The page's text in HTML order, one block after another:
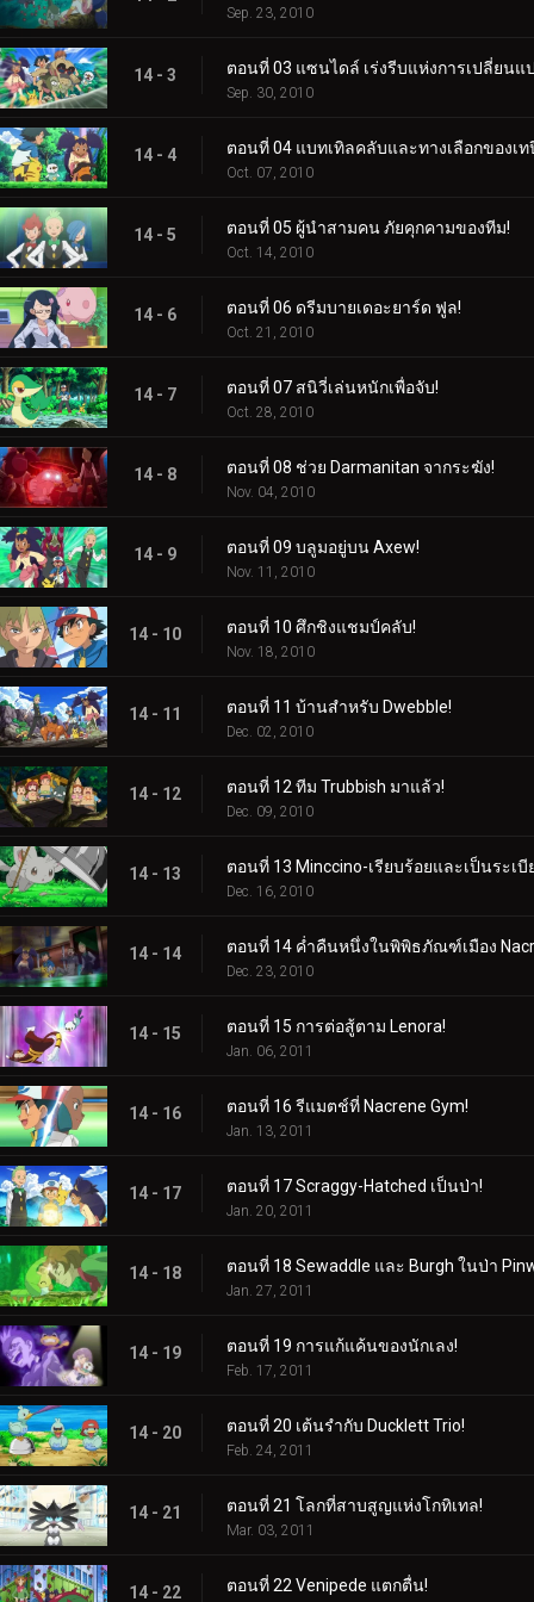
Sep. 23, 2010
14 - 3 ตอนที่ 03 แซนไดล์ เร่งรีบแห่งการเปลี่ยนแ
Sep. 30, 2010
14 - 4 ตอนที่ 04 แบทเทิลคลับและทางเลือกของเท
Oct. 07, 2010
14 - 5 ตอนที่ 05 ผู้นำสามคน ภัยคุกคามของทีม!
Oct. 14, 2010
14 - 6 ตอนที่ 06 ดรีมบายเดอะยาร์ด ฟูล!
Oct. 21, 2010
14 - 7 ตอนที่ 07 สนิวี่เล่นหนักเพื่อจับ!
Oct. 28, 2010
14 - 8 ตอนที่ 08 ช่วย Darmanitan จากระฆัง!
Nov. 04, 2010
14 - 9 ตอนที่ 09 บลูมอยู่บน Axew!
Nov. 11, 2010
14 - 10 ตอนที่ 10 ศึกชิงแชมป์คลับ!
Nov. 18, 2010
14 - 11 ตอนที่ 11 บ้านสำหรับ Dwebble!
Dec. 02, 2010
14 - 12 ตอนที่ 12 ทีม Trubbish มาแล้ว!
Dec. 09, 2010
14 - 13 ตอนที่ 13 Minccino-เรียบร้อยและเป็นระเบี
Dec. 16, 2010
14 - 14 ตอนที่ 14 ค่ำคืนหนึ่งในพิพิธภัณฑ์เมือง
Dec. 23, 2010
14 - 15 ตอนที่ 15 การต่อสู้ตาม Lenora!
Jan. 06, 2011
14 - 16 ตอนที่ 16 รีแมตช์ที่ Nacrene Gym!
Jan. 13, 2011
14 - 17 ตอนที่ 17 Scraggy-Hatched เป็นป่า!
Jan. 20, 2011
14 - 18 ตอนที่ 18 Sewaddle และ Burgh ในป่า
Jan. 27, 2011
14 - 19 ตอนที่ 19 การแก้แค้นของนักเลง!
Feb. 17, 2011
14 - 20 ตอนที่ 20 เต้นรำกับ Ducklett Trio!
Feb. 24, 2011
14 - 21 ตอนที่ 21 โลกที่สาบสูญแห่งโกทิเทล!
Mar. 03, 2011
14 - 22 ตอนที่ 22 Venipede แตกตื่น!